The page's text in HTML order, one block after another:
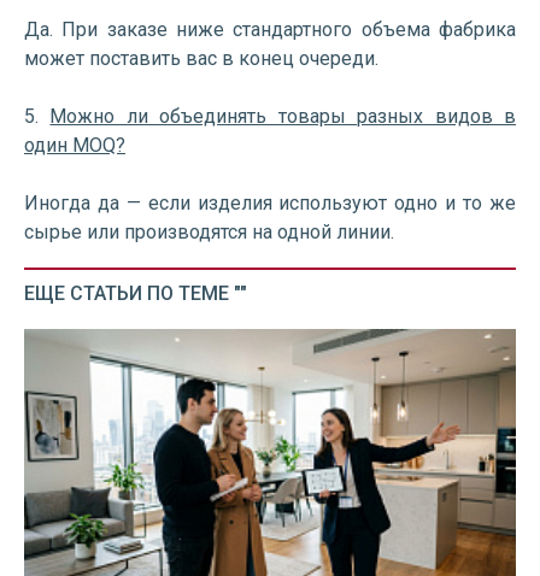
Да. При заказе ниже стандартного объема фабрика
может поставить вас в конец очереди.
5. Можно ли объединять товары разных видов в
один MOQ?
Иногда да — если изделия используют одно и то же
сырье или производятся на одной линии.
ЕЩЕ СТАТЬИ ПО ТЕМЕ ""